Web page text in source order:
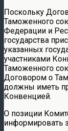
Поскольку
Таможенного
Федерации и
государства
указанных
участниками
Таможенного
Договором о
должны иметь
Конвенцией.
О позиции
информировать